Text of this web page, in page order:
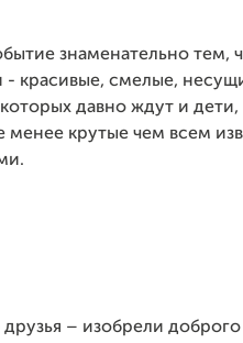
знаменательно тем,
красивые, смелые,
давно ждут и
крутые чем всем
друзья – изобрели